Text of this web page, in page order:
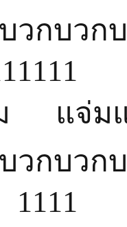
กบว
แจ่
วกบว